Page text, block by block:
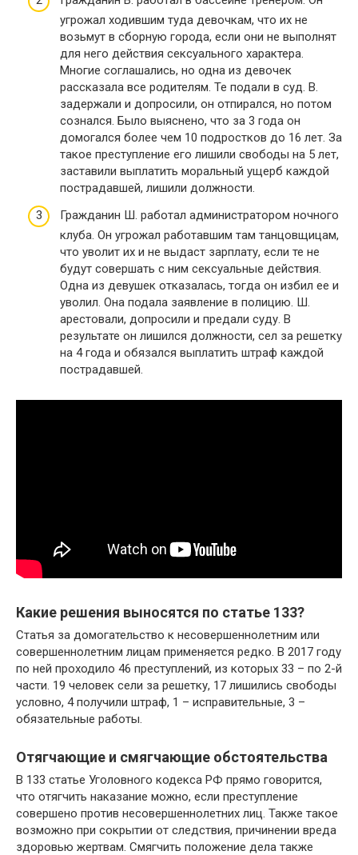
угрожал ходившим туда девочкам, что их не
возьмут в сборную города, если они не выполнят
для него действия сексуального характера.
Многие соглашались, но одна из девочек
рассказала все родителям. Те подали в суд. В.
задержали и допросили, он отпирался, но потом
сознался. Было выяснено, что за 3 года он
домогался более чем 10 подростков до 16 лет. За
такое преступление его лишили свободы на 5 лет,
заставили выплатить моральный ущерб каждой
пострадавшей, лишили должности.
Гражданин Ш. работал администратором ночного
клуба. Он угрожал работавшим там танцовщицам,
что уволит их и не выдаст зарплату, если те не
будут совершать с ним сексуальные действия.
Одна из девушек отказалась, тогда он избил ее и
уволил. Она подала заявление в полицию. Ш.
арестовали, допросили и предали суду. В
результате он лишился должности, сел за решетку
на 4 года и обязался выплатить штраф каждой
пострадавшей.
Какие решения выносятся по статье 133?
Статья за домогательство к несовершеннолетним или
совершеннолетним лицам применяется редко. В 2017 году
по ней проходило 46 преступлений, из которых 33 – по 2-й
части. 19 человек сели за решетку, 17 лишились свободы
условно, 4 получили штраф, 1 – исправительные, 3 –
обязательные работы.
Отягчающие и смягчающие обстоятельства
В 133 статье Уголовного кодекса РФ прямо говорится,
что отягчить наказание можно, если преступление
совершено против несовершеннолетних лиц. Также такое
возможно при сокрытии от следствия, причинении вреда
здоровью жертвам. Смягчить положение дела также